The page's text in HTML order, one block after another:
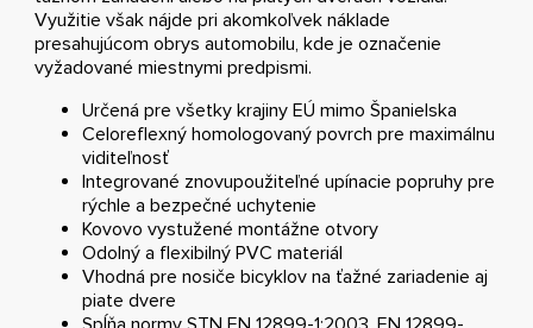
Využitie však nájde pri akomkoľvek náklade
presahujúcom obrys automobilu, kde je označenie
vyžadované miestnymi predpismi.
Určená pre všetky krajiny EÚ mimo Španielska
Celoreflexný homologovaný povrch pre maximálnu
viditeľnosť
Integrované znovupoužiteľné upínacie popruhy pre
rýchle a bezpečné uchytenie
Kovovo vystužené montážne otvory
Odolný a flexibilný PVC materiál
Vhodná pre nosiče bicyklov na ťažné zariadenie aj
piate dvere